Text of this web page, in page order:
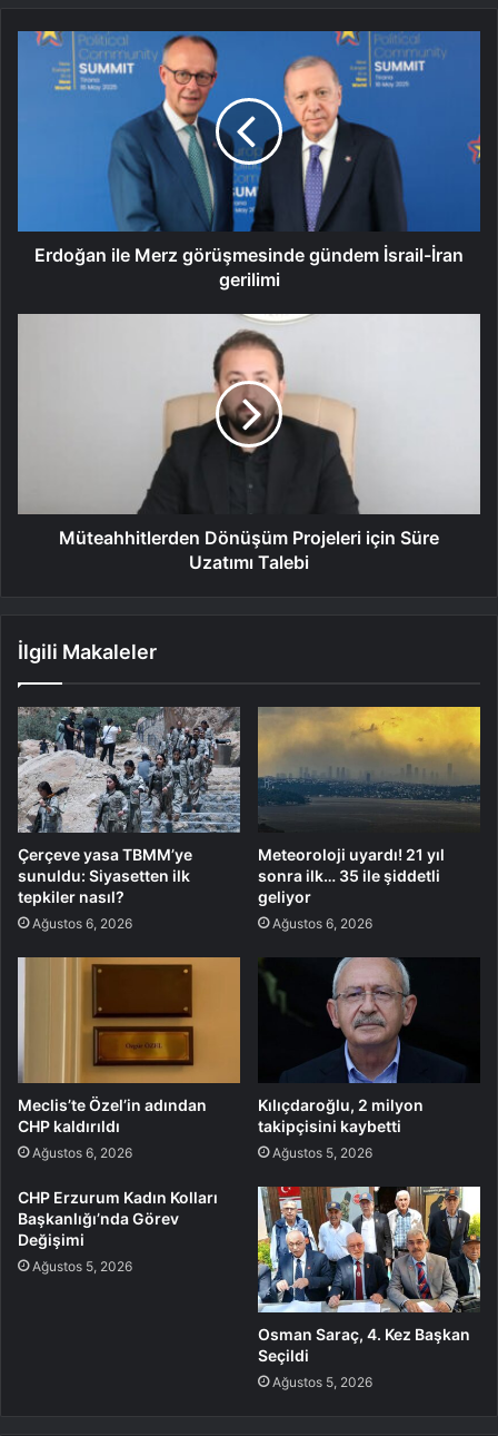
Erdoğan ile Merz görüşmesinde gündem İsrail-İran
gerilimi
Müteahhitlerden Dönüşüm Projeleri için Süre
Uzatımı Talebi
İlgili Makaleler
Çerçeve yasa TBMM’ye
sunuldu: Siyasetten ilk
tepkiler nasıl?
Ağustos 6, 2026
Meteoroloji uyardı! 21 yıl
sonra ilk… 35 ile şiddetli
geliyor
Ağustos 6, 2026
Meclis’te Özel’in adından
CHP kaldırıldı
Ağustos 6, 2026
Kılıçdaroğlu, 2 milyon
takipçisini kaybetti
Ağustos 5, 2026
CHP Erzurum Kadın Kolları
Başkanlığı’nda Görev
Değişimi
Ağustos 5, 2026
Osman Saraç, 4. Kez Başkan
Seçildi
Ağustos 5, 2026